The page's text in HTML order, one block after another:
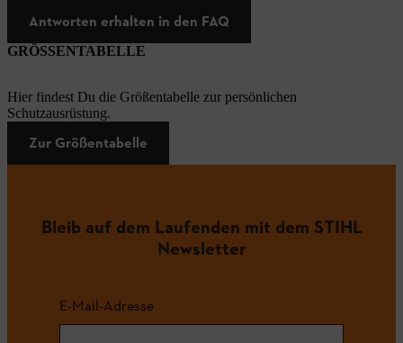
Antworten erhalten in den FAQ
GRÖSSENTABELLE
Hier findest Du die Größentabelle zur persönlichen
Schutzausrüstung.
Zur Größentabelle
Bleib auf dem Laufenden mit dem STIHL
Newsletter
E-Mail-Adresse